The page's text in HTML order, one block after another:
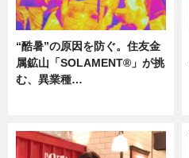
“酷暑”の原因を防ぐ。住友金
属鉱山「SOLAMENT®」が挑
む、異業種…